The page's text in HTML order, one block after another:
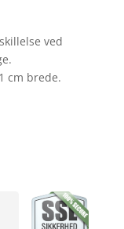
ved
cm brede.